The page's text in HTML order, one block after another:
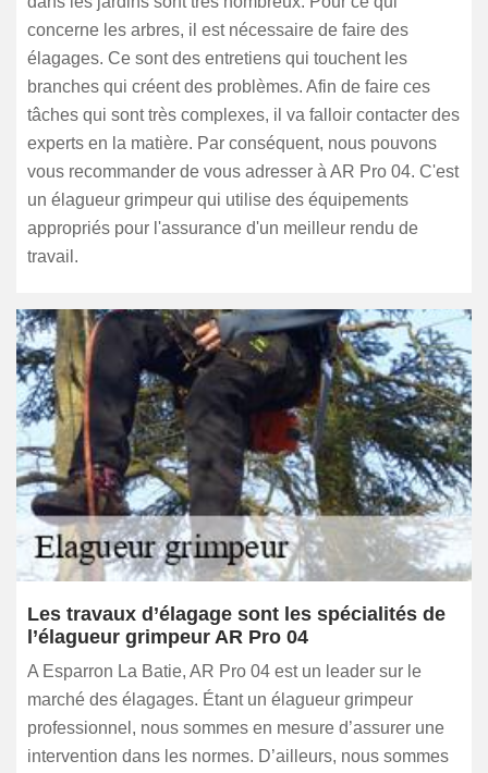
concerne les arbres, il est nécessaire de faire des
élagages. Ce sont des entretiens qui touchent les
branches qui créent des problèmes. Afin de faire ces
tâches qui sont très complexes, il va falloir contacter des
experts en la matière. Par conséquent, nous pouvons
vous recommander de vous adresser à AR Pro 04. C'est
un élagueur grimpeur qui utilise des équipements
appropriés pour l'assurance d'un meilleur rendu de
travail.
Les travaux d’élagage sont les spécialités de
l’élagueur grimpeur AR Pro 04
A Esparron La Batie, AR Pro 04 est un leader sur le
marché des élagages. Étant un élagueur grimpeur
professionnel, nous sommes en mesure d’assurer une
intervention dans les normes. D’ailleurs, nous sommes